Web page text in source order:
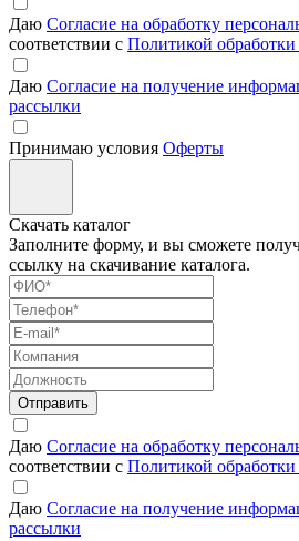
Даю Согласие на обработку
соответствии с Политикой
Даю Согласие на получение
рассылки
Принимаю условия Оферты
Скачать каталог
Заполните форму, и вы сможете
ссылку на скачивание каталога.
Отправить
Даю Согласие на обработку
соответствии с Политикой
Даю Согласие на получение
рассылки